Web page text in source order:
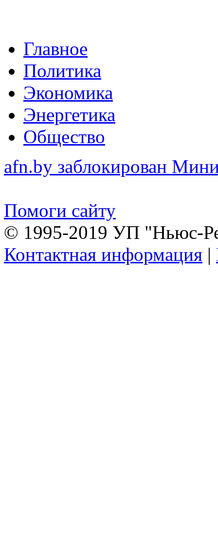
Главное
Политика
Экономика
Энергетика
Общество
afn.by заблокирован
Помоги сайту
© 1995-2019 УП "Ньюс-
Контактная информация |